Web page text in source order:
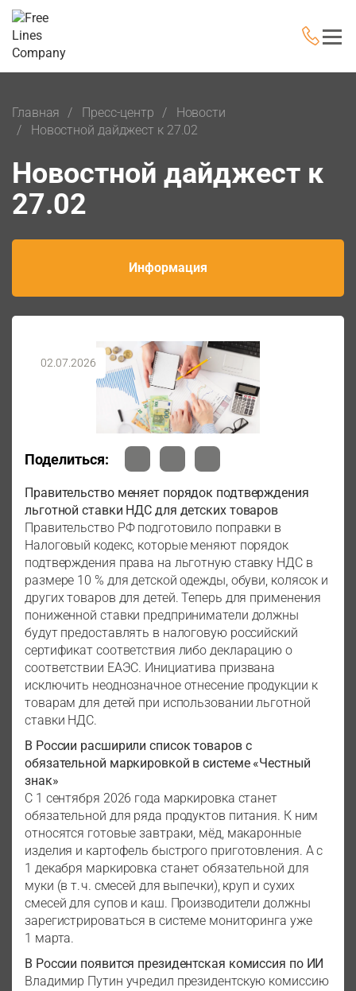
Главная Пресс-центр
Новости
Новостной дайджест к 27.02
Новостной дайджест к
27.02
Информация
02.07.2026
Поделиться:
Правительство меняет порядок подтверждения
льготной ставки НДС для детских товаров
Правительство РФ подготовило поправки в
Налоговый кодекс, которые меняют порядок
подтверждения права на льготную ставку НДС в
размере 10 % для детской одежды, обуви, колясок и
других товаров для детей. Теперь для применения
пониженной ставки предприниматели должны
будут предоставлять в налоговую российский
сертификат соответствия либо декларацию о
соответствии ЕАЭС. Инициатива призвана
исключить неоднозначное отнесение продукции к
товарам для детей при использовании льготной
ставки НДС.
В России расширили список товаров с
обязательной маркировкой в системе «Честный
знак»
С 1 сентября 2026 года маркировка станет
обязательной для ряда продуктов питания. К ним
относятся готовые завтраки, мёд, макаронные
изделия и картофель быстрого приготовления. А с
1 декабря маркировка станет обязательной для
муки (в т. ч. смесей для выпечки), круп и сухих
смесей для супов и каш. Производители должны
зарегистрироваться в системе мониторинга уже
1 марта.
В России появится президентская комиссия по ИИ
Владимир Путин учредил президентскую комиссию